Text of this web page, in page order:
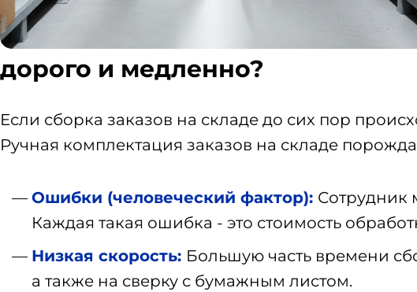
дорого и медленно?
Если сборка заказов на складе до сих пор
Ручная комплектация заказов на складе
Ошибки (человеческий фактор): Сотрудник
Каждая такая ошибка - это стоимость
Низкая скорость: Большую часть времени
а также на сверку с бумажным листом.